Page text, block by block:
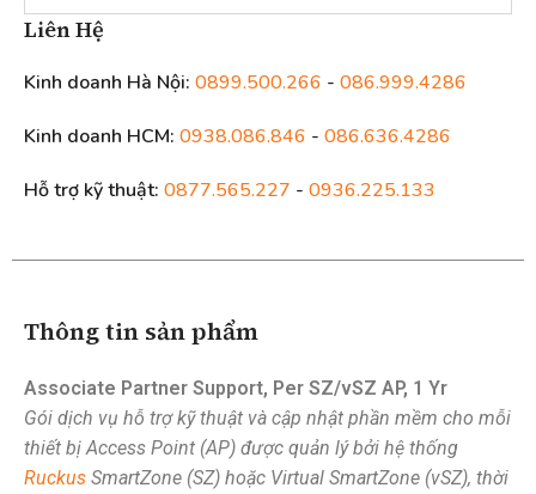
Liên Hệ
Kinh doanh Hà Nội: 0899.500.266 - 086.999.4286
Kinh doanh HCM: 0938.086.846 - 086.636.4286
Hỗ trợ kỹ thuật: 0877.565.227 - 0936.225.133
Thông tin sản phẩm
Associate Partner Support, Per SZ/vSZ AP, 1 Yr
Gói dịch vụ hỗ trợ kỹ thuật và cập nhật phần mềm cho mỗi
thiết bị Access Point (AP) được quản lý bởi hệ thống
Ruckus SmartZone (SZ) hoặc Virtual SmartZone (vSZ), thời